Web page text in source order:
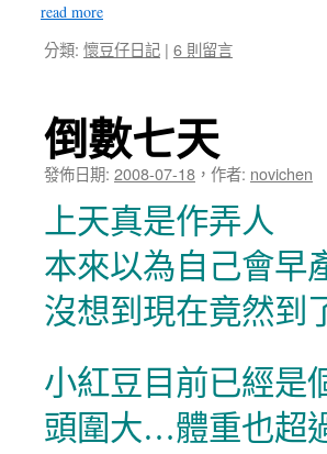
read more
分類: 懷豆仔日記 | 6 則留言
倒數七天
發佈日期: 2008-07-18 ， 作者: novichen
上天真是作弄人
本來以為自己會早
沒想到現在竟然到
小紅豆目前已經是
頭圍大…體重也超